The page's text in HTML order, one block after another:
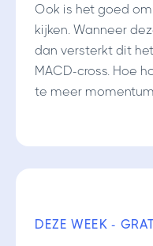
Ook is het goed
kijken. Wanneer
dan versterkt dit
MACD-cross. Hoe
te meer
DEZE WEEK -